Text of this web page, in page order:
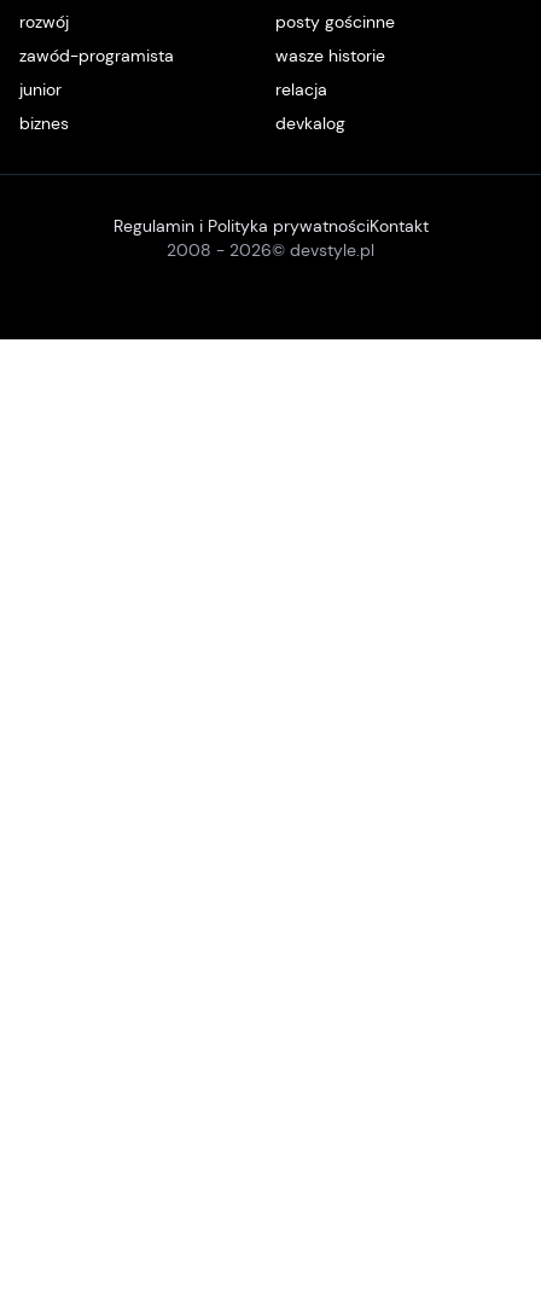
rozwój
posty gościnne
zawód-programista
wasze historie
junior
relacja
biznes
devkalog
2008 - 2026© devstyle.pl
Regulamin i Polityka prywatnościKontakt